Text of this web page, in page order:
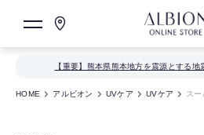
【重要】熊本県熊本地方を震源とする
HOME アルビオン UVケア UVケア ス